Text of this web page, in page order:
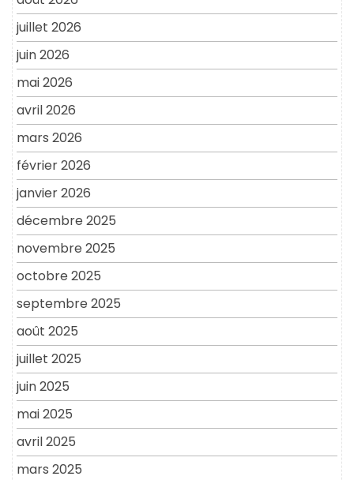
juillet 2026
juin 2026
mai 2026
avril 2026
mars 2026
février 2026
janvier 2026
décembre 2025
novembre 2025
octobre 2025
septembre 2025
août 2025
juillet 2025
juin 2025
mai 2025
avril 2025
mars 2025